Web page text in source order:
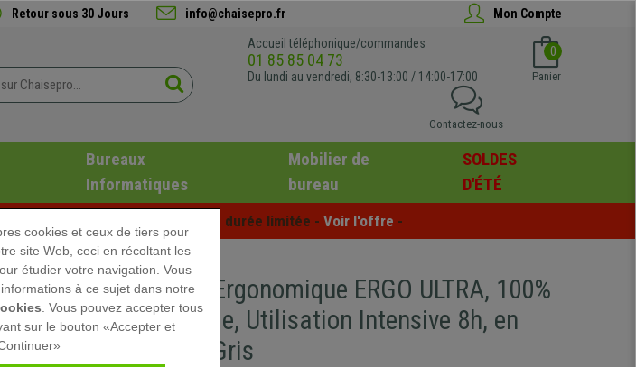
Retour sous 30 Jours info@chaisepro.fr Mon Compte
Accueil téléphonique/commandes
01 85 85 04 73
Du lundi au vendredi, 8:30-13:00 / 14:00-17:00
0
Panier
Contactez-nous
Bureaux
Informatiques
Mobilier de
bureau
SOLDES
D'ÉTÉ
réductions exclusives pour une durée limitée - Voir l'offre -
Chaise Ergonomique ERGO ULTRA, 100%
Ajustable, Utilisation Intensive 8h, en
Maille, Gris
cookies et ceux de tiers pour
site Web, ceci en récoltant les
étudier votre navigation. Vous
à ce sujet dans notre
. Vous pouvez accepter tous
sur le bouton «Accepter et